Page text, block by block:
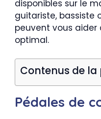
disponibles sur le
guitariste, bassiste
peuvent vous
optimal.
Contenus de la
Pédales de